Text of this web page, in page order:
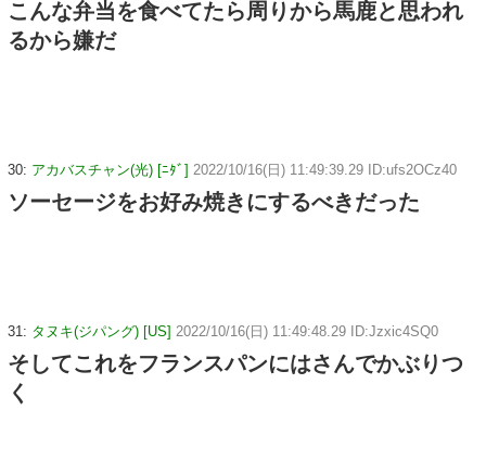
こんな弁当を食べてたら周りから馬鹿と思われ
るから嫌だ
30: アカバスチャン(光) [ﾆﾀﾞ] 2022/10/16(日) 11:49:39.29 ID:ufs2OCz40
ソーセージをお好み焼きにするべきだった
31: タヌキ(ジパング) [US] 2022/10/16(日) 11:49:48.29 ID:Jzxic4SQ0
そしてこれをフランスパンにはさんでかぶりつ
く